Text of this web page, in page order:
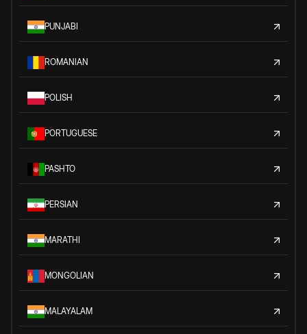
PUNJABI
ROMANIAN
POLISH
PORTUGUESE
PASHTO
PERSIAN
MARATHI
MONGOLIAN
MALAYALAM